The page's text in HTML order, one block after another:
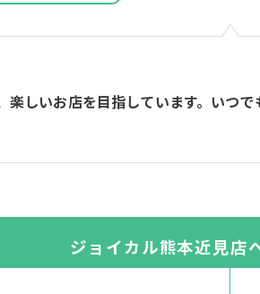
楽しいお店を目指しています。いつ
ジョイカル熊本近見店